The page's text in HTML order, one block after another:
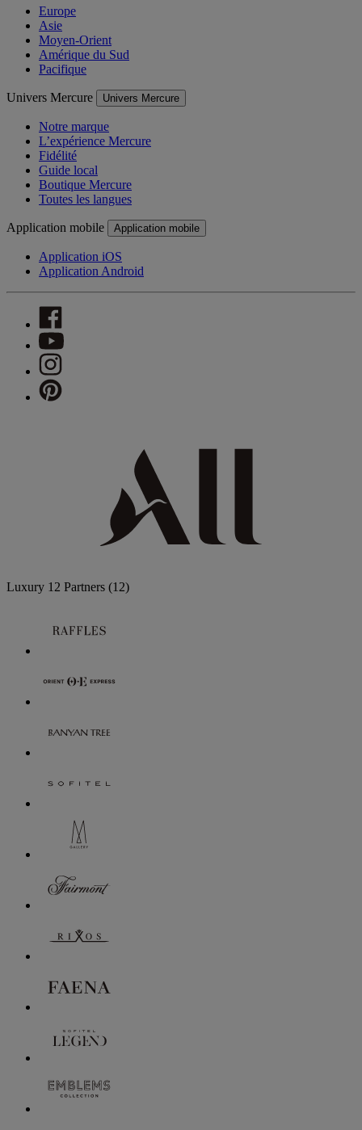
Europe
Asie
Moyen-Orient
Amérique du Sud
Pacifique
Univers Mercure Univers Mercure
Notre marque
L’expérience Mercure
Fidélité
Guide local
Boutique Mercure
Toutes les langues
Application mobile Application mobile
Application iOS
Application Android
Luxury 12 Partners (12)